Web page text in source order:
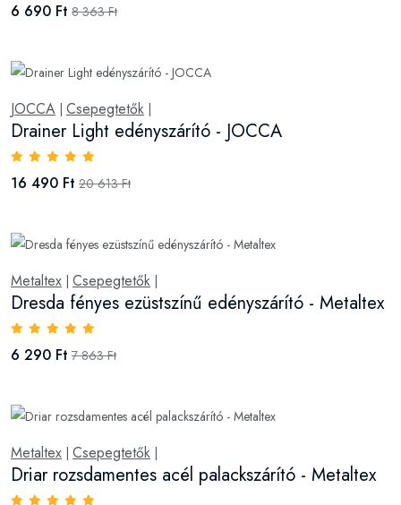
6 690 Ft 8 363 Ft
JOCCA Csepegtetők
Drainer Light edényszárító - JOCCA
16 490 Ft 20 613 Ft
Metaltex | Csepegtetők |
Dresda fényes ezüstszínű edényszárító - Metaltex
6 290 Ft 7 863 Ft
Metaltex | Csepegtetők |
Driar rozsdamentes acél palackszárító - Metaltex